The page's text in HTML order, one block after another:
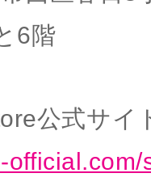
6階
公式サイ
official.com/